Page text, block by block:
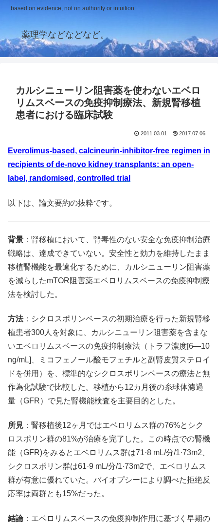
based on evidence, not on authority or intuition
薬理学などなどなど。
カルシニューリン阻害薬を使わないエベロ
リムスベースの免疫抑制療法、新規腎移植
患者における臨床試験
2011.03.01 2017.07.06
Everolimus-based, calcineurin-inhibitor-free regimen in
recipients of de-novo kidney transplants: an open-
label, randomised, controlled trial
以下は、論文要約の抜粋です。
背景 ：腎移植において、腎毒性のない安全な免疫抑制治療
戦略は、達成できていない。安全性と効力を維持したまま
移植腎機能を最適化するために、カルシニューリン阻害薬
を減らしたmTOR阻害薬エベロリムスベースの免疫抑制療
法を検討した。
方法：シクロスポリンベースの初期治療を行った新規腎移
植患者300人を対象に、カルシニューリン阻害薬を含まな
いエベロリムスベースの免疫抑制療法（トラフ濃度[6—10
ng/mL]、ミコフェノール酸モフェチルと副腎皮質ステロイ
ドを併用）を、標準的なシクロスポリンベースの療法と無
作為化試験で比較した。移植から12カ月後の糸球体濾過
量（GFR）で見た腎機能検査を主要目的とした。
所見 ：腎移植後12ヶ月ではエベロリムス群の76%とシク
ロスポリン群の81%が治療を完了した。この時点での腎機
能（GFR)をみるとエベロリムス群は71·8 mL/分/1·73m2、
シクロスポリン群は61·9 mL/分/1·73m2で、エベロリムス
群が有意に優れていた。バイオプシーにより調べた拒絶反
応率は両群とも15%だった。
結論：エベロリムスベースの免疫抑制作用に基づく早期の